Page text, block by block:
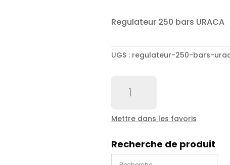
Regulateur 250 bars URACA
UGS : regulateur-250-bars-
250
Origine
URACA
Mettre dans les favoris
Recherche de produit